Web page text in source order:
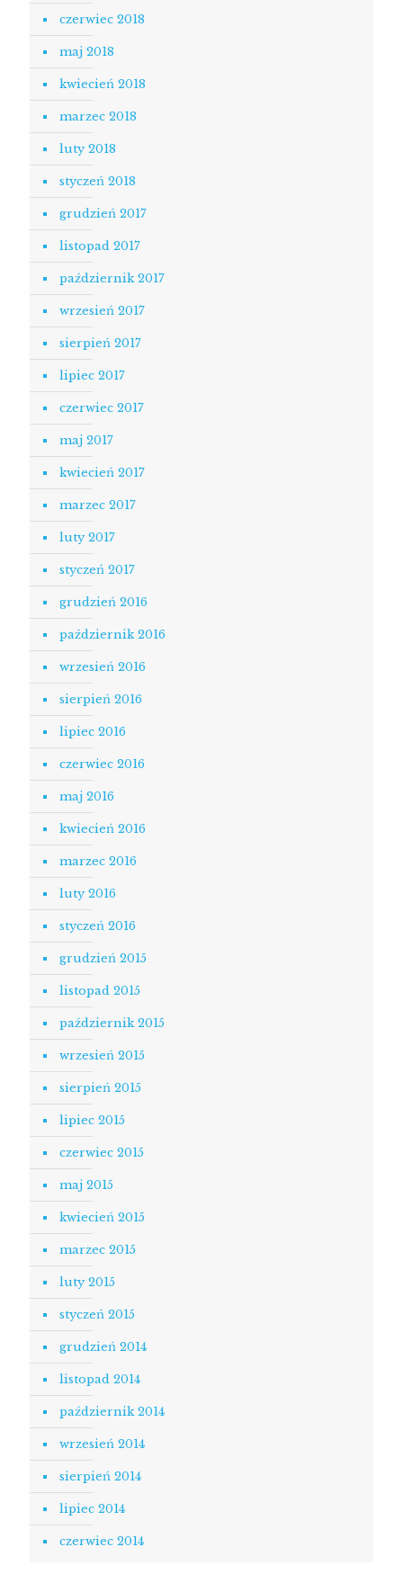
czerwiec 2018
maj 2018
kwiecień 2018
marzec 2018
luty 2018
styczeń 2018
grudzień 2017
listopad 2017
październik 2017
wrzesień 2017
sierpień 2017
lipiec 2017
czerwiec 2017
maj 2017
kwiecień 2017
marzec 2017
luty 2017
styczeń 2017
grudzień 2016
październik 2016
wrzesień 2016
sierpień 2016
lipiec 2016
czerwiec 2016
maj 2016
kwiecień 2016
marzec 2016
luty 2016
styczeń 2016
grudzień 2015
listopad 2015
październik 2015
wrzesień 2015
sierpień 2015
lipiec 2015
czerwiec 2015
maj 2015
kwiecień 2015
marzec 2015
luty 2015
styczeń 2015
grudzień 2014
listopad 2014
październik 2014
wrzesień 2014
sierpień 2014
lipiec 2014
czerwiec 2014